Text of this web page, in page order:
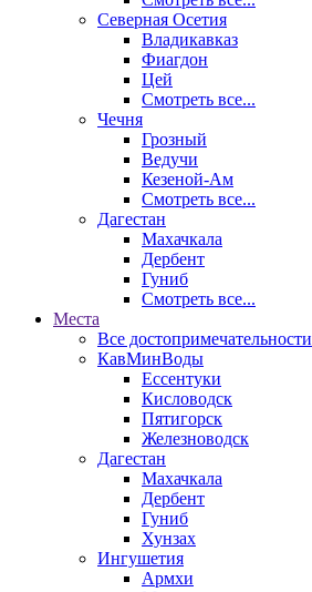
Северная Осетия
Владикавказ
Фиагдон
Цей
Смотреть все...
Чечня
Грозный
Ведучи
Кезеной-Ам
Смотреть все...
Дагестан
Махачкала
Дербент
Гуниб
Смотреть все...
Места
Все достопримечательности
КавМинВоды
Ессентуки
Кисловодск
Пятигорск
Железноводск
Дагестан
Махачкала
Дербент
Гуниб
Хунзах
Ингушетия
Армхи